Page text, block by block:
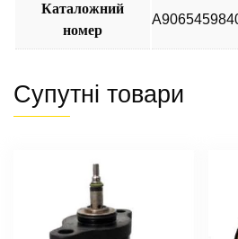
Каталожний
номер
Супутні товари